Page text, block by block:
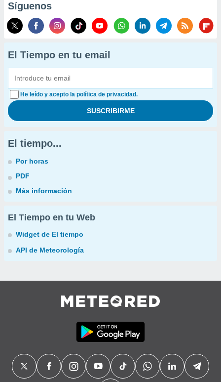
Síguenos
El Tiempo en tu email
He leído y acepto la política de privacidad.
El tiempo...
Por horas
PDF
Más información
El Tiempo en tu Web
Widget de El tiempo
API de Meteorología